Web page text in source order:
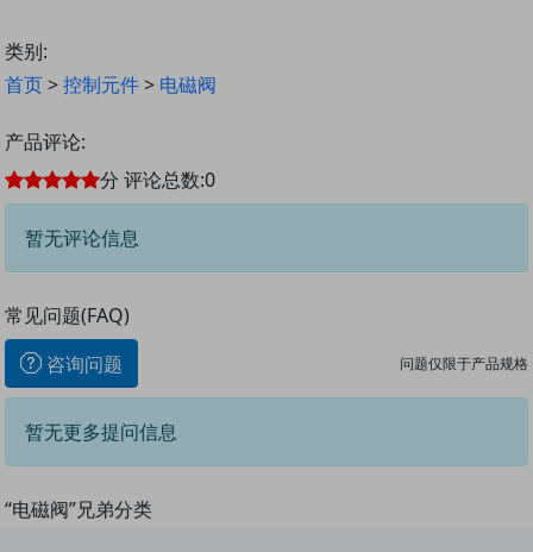
类别:
首页>控制元件> 电磁阀
产品评论:
分 评论总数:0
暂无评论信息
常见问题(FAQ)
咨询问题
问题仅限于产品规格
暂无更多提问信息
“电磁阀”兄弟分类